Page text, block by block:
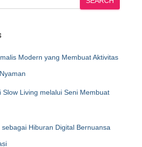
Modern yang Membuat Aktivitas
Slow Living melalui Seni Membuat
sebagai Hiburan Digital Bernuansa